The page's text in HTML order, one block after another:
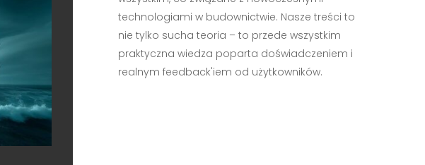
technologiami w budownictwie. Nasze treści to
nie tylko sucha teoria – to przede wszystkim
praktyczna wiedza poparta doświadczeniem i
realnym feedback'iem od użytkowników.